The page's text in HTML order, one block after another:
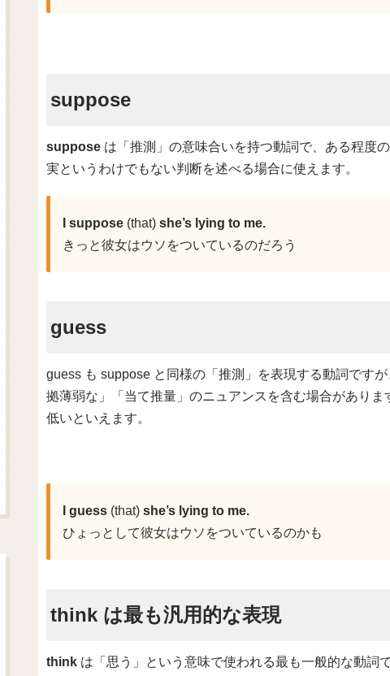
suppose
suppose は「推測」の意味合いを持つ動詞で、ある程度
実というわけでもない判断を述べる場合に使えます。
I suppose (that) she’s lying to me.
きっと彼女はウソをついているのだろう
guess
guess も suppose と同様の「推測」を表現する動詞です
拠薄弱な」「当て推量」のニュアンスを含む場合があり
低いといえます。
I guess (that) she’s lying to me.
ひょっとして彼女はウソをついているのかも
think は最も汎用的な表現
think は「思う」という意味で使われる最も一般的な動詞